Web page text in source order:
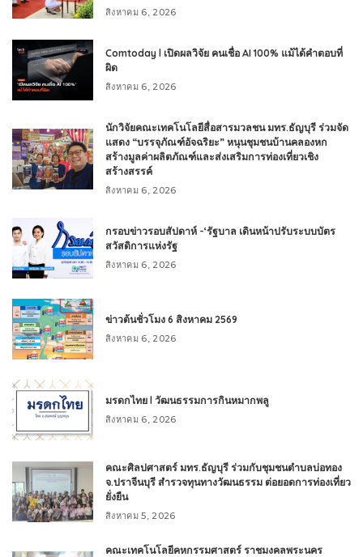
สิงหาคม 6, 2026
Comtoday l เปิดผลวิจัย คนเชื่อ AI 100% แม้ได้คำตอบที่
ผิด
สิงหาคม 6, 2026
นักวิจัยคณะเทคโนโลยีสื่อสารมวลชน มทร.ธัญบุรี ร่วมจัด
แสดง “บรรจุภัณฑ์อัจฉริยะ” หนุนชุมชนบ้านคลองหก
สร้างมูลค่าผลิตภัณฑ์และส่งเสริมการท่องเที่ยวเชิง
สร้างสรรค์
สิงหาคม 6, 2026
กรอบข่าวรอบสัปดาห์ -‘รัฐบาล เดินหน้าปรับระบบบัตร
สวัสดิการแห่งรัฐ
สิงหาคม 6, 2026
ข่าวต้นชั่วโมง 6 สิงหาคม 2569
สิงหาคม 6, 2026
มรดกไทย l วัฒนธรรมการกินหมากพลู
สิงหาคม 6, 2026
คณะศิลปศาสตร์ มทร.ธัญบุรี ร่วมกับชุมชนตำบลบ่อทอง
จ.ปราจีนบุรี สำรวจทุนทางวัฒนธรรม ต่อยอดการท่องเที่ยว
ยั่งยืน
สิงหาคม 5, 2026
คณะเทคโนโลยีคหกรรมศาสตร์ ราชมงคลพระนคร